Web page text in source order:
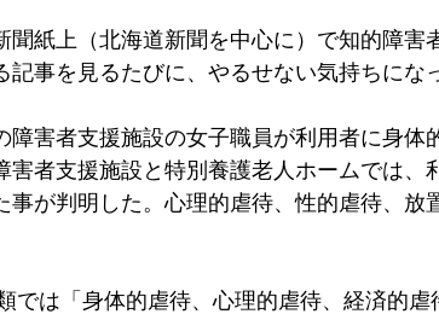
紙上（北海道新聞を中心に）で知的障害
記事を見るたびに、やるせない気持ちにな
害者支援施設の女子職員が利用者に身体
者支援施設と特別養護老人ホームでは、
事が判明した。心理的虐待、性的虐待、放
では「身体的虐待、心理的虐待、経済的虐